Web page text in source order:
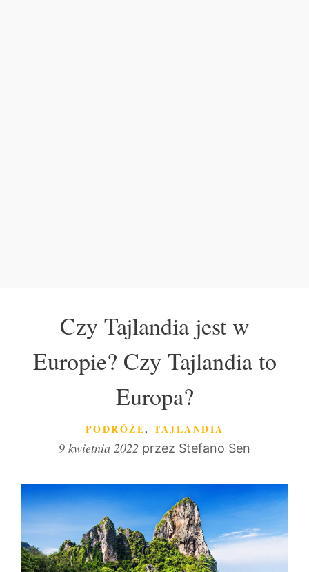
Czy Tajlandia jest w
Europie? Czy Tajlandia to
Europa?
KATEGORIE
PODRÓŻE, TAJLANDIA
9 kwietnia 2022 przez Stefano Sen